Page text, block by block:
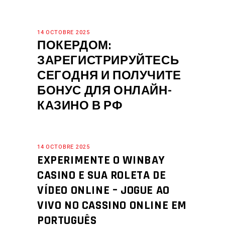
14 OCTOBRE 2025
ПОКЕРДОМ:
ЗАРЕГИСТРИРУЙТЕСЬ
СЕГОДНЯ И ПОЛУЧИТЕ
БОНУС ДЛЯ ОНЛАЙН-
КАЗИНО В РФ
14 OCTOBRE 2025
EXPERIMENTE O WINBAY
CASINO E SUA ROLETA DE
VÍDEO ONLINE – JOGUE AO
VIVO NO CASSINO ONLINE EM
PORTUGUÊS